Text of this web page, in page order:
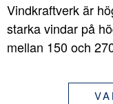
Vindkraftverk är
starka vindar på
mellan 150 och